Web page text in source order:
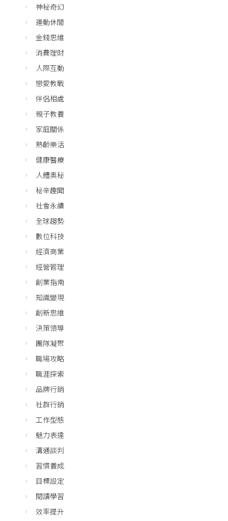
神秘奇幻
運動休閒
金錢思維
消費理財
人際互動
戀愛教戰
伴侶相處
親子教養
家庭關係
熟齡樂活
健康醫療
人體奧秘
秘辛趣聞
社會永續
全球趨勢
數位科技
經濟商業
經營管理
創業指南
知識變現
創新思維
決策領導
團隊凝聚
職場攻略
職涯探索
品牌行銷
社群行銷
工作型態
魅力表達
溝通談判
習慣養成
目標設定
閱讀學習
效率提升